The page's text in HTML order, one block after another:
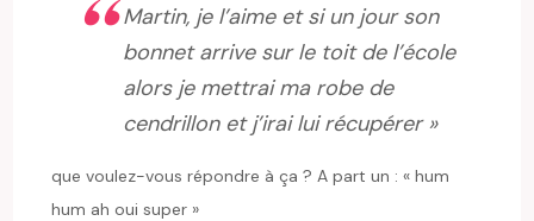
Martin, je l’aime et si un jour son
bonnet arrive sur le toit de l’école
alors je mettrai ma robe de
cendrillon et j’irai lui récupérer »
que voulez-vous répondre à ça ? A part un : « hum
hum ah oui super »